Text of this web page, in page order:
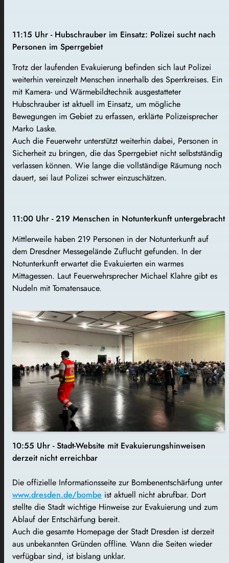
11:15 Uhr - Hubschrauber im Einsatz: Polizei sucht nach
Personen im Sperrgebiet
Trotz der laufenden Evakuierung befinden sich laut Polizei
weiterhin vereinzelt Menschen innerhalb des Sperrkreises. Ein
mit Kamera- und Wärmebildtechnik ausgestatteter
Hubschrauber ist aktuell im Einsatz, um mögliche
Bewegungen im Gebiet zu erfassen, erklärte Polizeisprecher
Marko Laske.
Auch die Feuerwehr unterstützt weiterhin dabei, Personen in
Sicherheit zu bringen, die das Sperrgebiet nicht selbstständig
verlassen können. Wie lange die vollständige Räumung noch
dauert, sei laut Polizei schwer einzuschätzen.
11:00 Uhr - 219 Menschen in Notunterkunft untergebracht
Mittlerweile haben 219 Personen in der Notunterkunft auf
dem Dresdner Messegelände Zuflucht gefunden. In der
Notunterkunft erwartet die Evakuierten ein warmes
Mittagessen. Laut Feuerwehrsprecher Michael Klahre gibt es
Nudeln mit Tomatensauce.
10:55 Uhr - Stadt-Website mit Evakuierungshinweisen
derzeit nicht erreichbar
Die offizielle Informationsseite zur Bombenentschärfung unter
www.dresden.de/bombe ist aktuell nicht abrufbar. Dort
stellte die Stadt wichtige Hinweise zur Evakuierung und zum
Ablauf der Entschärfung bereit.
Auch die gesamte Homepage der Stadt Dresden ist derzeit
aus unbekannten Gründen offline. Wann die Seiten wieder
verfügbar sind, ist bislang unklar.